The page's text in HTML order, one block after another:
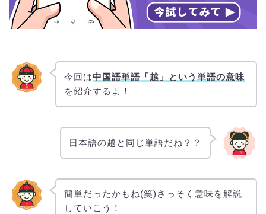
今回は中国語単語「越」という単語の意味
を紹介するよ！
日本語の越と同じ単語だね？？
簡単だったかもね(笑)さっそく意味を解説
していこう！